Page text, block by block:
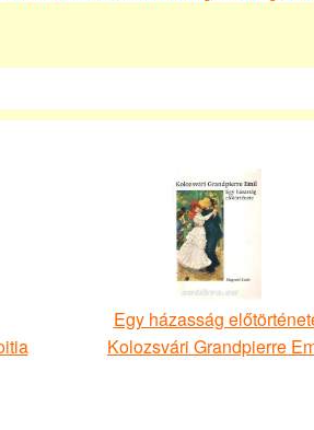
Egy házasság
Kolozsvári Grandpierre